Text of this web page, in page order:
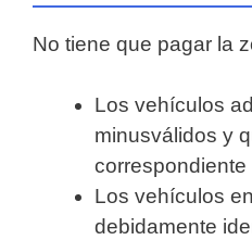
No tiene que pagar la
Los vehículos
minusválidos y
Los vehículos
debidamente